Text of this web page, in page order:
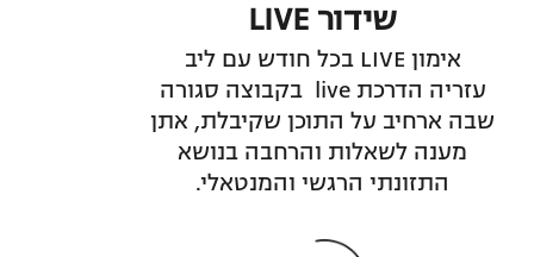
שידור LIVE
אימון LIVE בכל חודש עם ליב
עזריה הדרכת live בקבוצה סגורה
שבה ארחיב על התוכן שקיבלת, אתן
מענה לשאלות והרחבה בנושא
התזונתי הרגשי והמנטאלי.